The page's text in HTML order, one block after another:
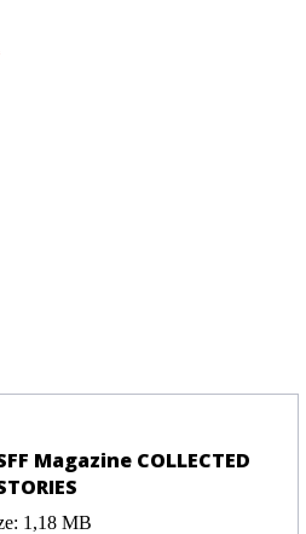
Magazine COLLECTED
1,18 MB